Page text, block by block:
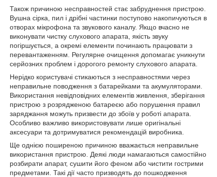
Також причиною несправностей стає забруднення пристрою.
Вушна сірка, пил і дрібні частинки поступово накопичуються в
отворах мікрофона та звукового каналу. Якщо вчасно не
виконувати чистку слухового апарата, якість звуку
погіршується, а окремі елементи починають працювати з
перевантаженням. Регулярне очищення допомагає уникнути
серйозних проблем і дорогого ремонту слухового апарата.
Нерідко користувачі стикаються з несправностями через
неправильне поводження з батарейками та акумуляторами.
Використання невідповідних елементів живлення, зберігання
пристрою з розрядженою батареєю або порушення правил
заряджання можуть призвести до збоїв у роботі апарата.
Особливо важливо використовувати лише оригінальні
аксесуари та дотримуватися рекомендацій виробника.
Ще однією поширеною причиною вважається неправильне
використання пристрою. Деякі люди намагаються самостійно
розбирати апарат, сушити його феном або чистити гострими
предметами. Такі дії часто призводять до пошкодження